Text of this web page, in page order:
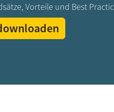
Vorteile und Best